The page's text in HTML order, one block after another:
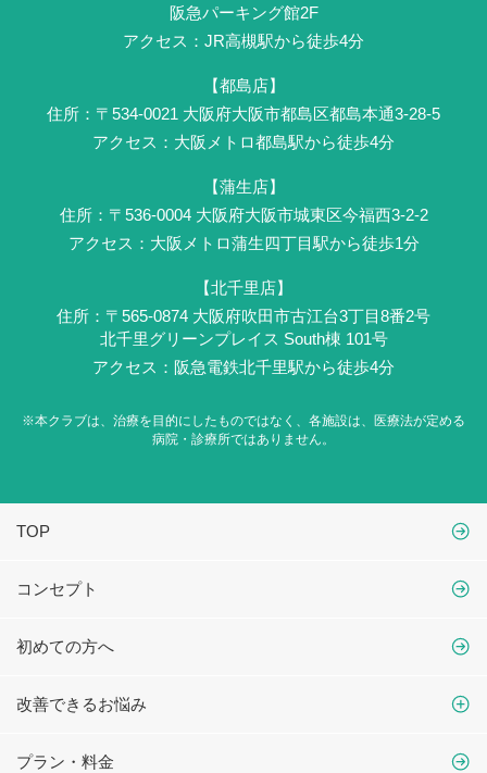
阪急パーキング館2F
アクセス：JR⾼槻駅から徒歩4分
【都島店】
住所：〒534-0021 大阪府大阪市都島区都島本通3-28-5
アクセス：大阪メトロ都島駅から徒歩4分
【蒲生店】
住所：〒536-0004 ⼤阪府大阪市城東区今福西3-2-2
アクセス：大阪メトロ蒲生四丁目駅から徒歩1分
【北千里店】
住所：〒565-0874 大阪府吹田市古江台3丁目8番2号
北千里グリーンプレイス South棟 101号
アクセス：阪急電鉄北千里駅から徒歩4分
※本クラブは、治療を目的にしたものではなく、 各施設は、医療法が定める
病院・診療所ではありません。
TOP
コンセプト
初めての方へ
改善できるお悩み
プラン・料金